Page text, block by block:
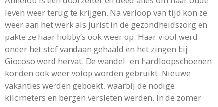
leven weer terug te krijgen. Na verloop van tijd kon ze
weer aan het werk als jurist in de gezondheidszorg en
pakte ze haar hobby’s ook weer op. Haar viool werd
onder het stof vandaan gehaald en het zingen bij
Giocoso werd hervat. De wandel- en hardloopschoenen
konden ook weer volop worden gebruikt. Nieuwe
vakanties werden geboekt, waarbij de nodige
kilometers en bergen versleten werden. In de zomer